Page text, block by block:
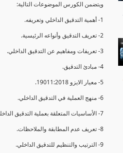
ويتضمن الكورس الموضوعات التالية:
1- أهمية التدقيق الداخلي وتعريفه.
2- تعريف التدقيق وأنواعه الرئيسية.
3- تعريفات ومفاهيم عن التدقيق الداخلي.
4- مبادئ التدقيق.
5- معيار الايزو 19011:2018.
6- منهج العملية في التدقيق الداخلي.
7- الأساسيات المتعلقة بعملية التدقيق الداخلي.
8- تعريف عدم المطابقة والملاحظات.
9- الترتيب والتنظيم للتدقيق الداخلي.